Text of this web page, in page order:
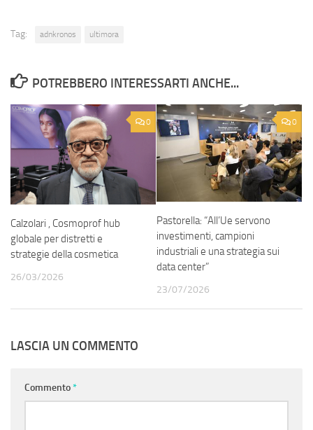
Tag: adnkronos ultimora
POTREBBERO INTERESSARTI ANCHE...
0
Calzolari , Cosmoprof hub
globale per distretti e
strategie della cosmetica
26/03/2026
0
Pastorella: “All’Ue servono
investimenti, campioni
industriali e una strategia sui
data center”
23/07/2026
LASCIA UN COMMENTO
Commento*